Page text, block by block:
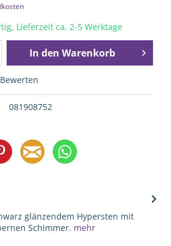
Lieferzeit ca. 2-5 Werktage
In den Warenkorb
Bewerten
081908752
glänzendem Hypersten mit
Schimmer. mehr